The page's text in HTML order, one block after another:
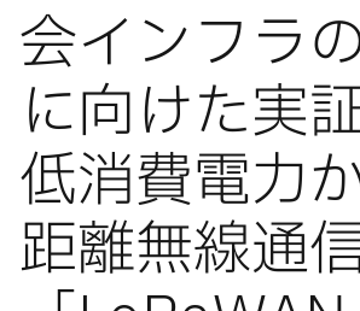
会インフラ
に向けた実
低消費電力
距離無線通